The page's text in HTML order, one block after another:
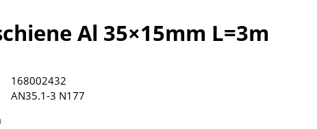
Al 35×15mm L=3m
168002432
AN35.1-3 N177